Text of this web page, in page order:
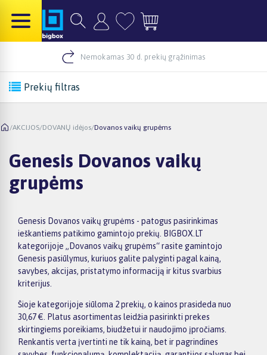
Nemokamas 30 d. prekių grąžinimas
Prekių filtras
/AKCIJOS/DOVANŲ idėjos/Dovanos vaikų grupėms
Genesis Dovanos vaikų
grupėms
Genesis Dovanos vaikų grupėms - patogus pasirinkimas
ieškantiems patikimo gamintojo prekių. BIGBOX.LT
kategorijoje „Dovanos vaikų grupėms“ rasite gamintojo
Genesis pasiūlymus, kuriuos galite palyginti pagal kainą,
savybes, akcijas, pristatymo informaciją ir kitus svarbius
kriterijus.
Šioje kategorijoje siūloma 2 prekių, o kainos prasideda nuo
30,67 €. Platus asortimentas leidžia pasirinkti prekes
skirtingiems poreikiams, biudžetui ir naudojimo įpročiams.
Renkantis verta įvertinti ne tik kainą, bet ir pagrindines